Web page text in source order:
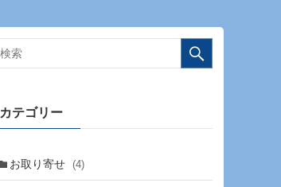
カテゴリー
お取り寄せ (4)